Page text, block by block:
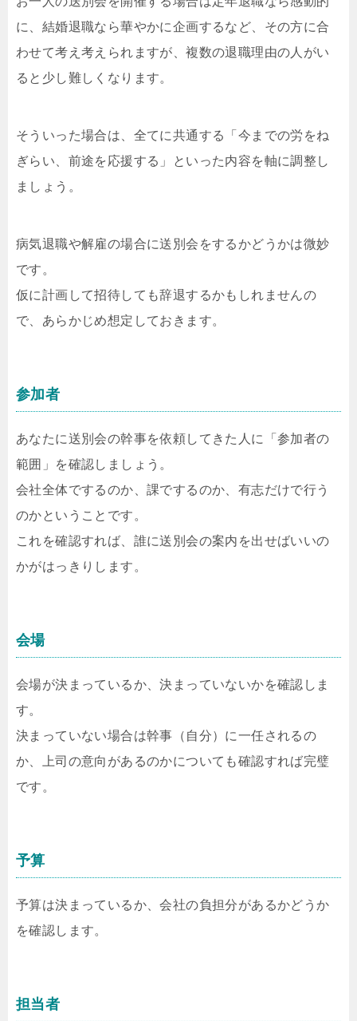
に、結婚退職なら華やかに企画するなど、その方に合
わせて考え考えられますが、複数の退職理由の人がい
ると少し難しくなります。
そういった場合は、全てに共通する「今までの労をね
ぎらい、前途を応援する」といった内容を軸に調整し
ましょう。
病気退職や解雇の場合に送別会をするかどうかは微妙
です。
仮に計画して招待しても辞退するかもしれませんの
で、あらかじめ想定しておきます。
参加者
あなたに送別会の幹事を依頼してきた人に「参加者の
範囲」を確認しましょう。
会社全体でするのか、課でするのか、有志だけで行う
のかということです。
これを確認すれば、誰に送別会の案内を出せばいいの
かがはっきりします。
会場
会場が決まっているか、決まっていないかを確認しま
す。
決まっていない場合は幹事（自分）に一任されるの
か、上司の意向があるのかについても確認すれば完璧
です。
予算
予算は決まっているか、会社の負担分があるかどうか
を確認します。
担当者